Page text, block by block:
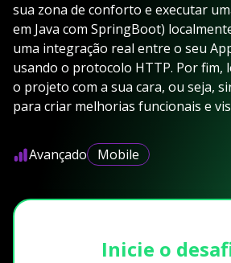
sua zona de conforto e executar
em Java com SpringBoot)
uma integração real entre o seu
usando o protocolo HTTP. Por fim,
o projeto com a sua cara, ou seja,
para criar melhorias funcionais e
Avançado Mobile
Inicie o